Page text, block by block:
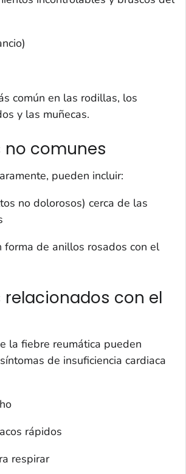
común en las rodillas, los
y las muñecas.
no comunes
pueden incluir:
no dolorosos) cerca de las
forma de anillos rosados con el
relacionados con el
la fiebre reumática pueden
de insuficiencia cardiaca
rápidos
respirar